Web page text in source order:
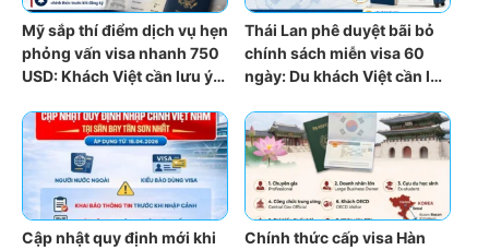
Mỹ sắp thí điểm dịch vụ hẹn
phỏng vấn visa nhanh 750
USD: Khách Việt cần lưu ý
Thái Lan phê duyệt bãi bỏ
chính sách miễn visa 60
ngày: Du khách Việt cần lưu
Cập nhật quy định mới khi
Chính thức cấp visa Hàn